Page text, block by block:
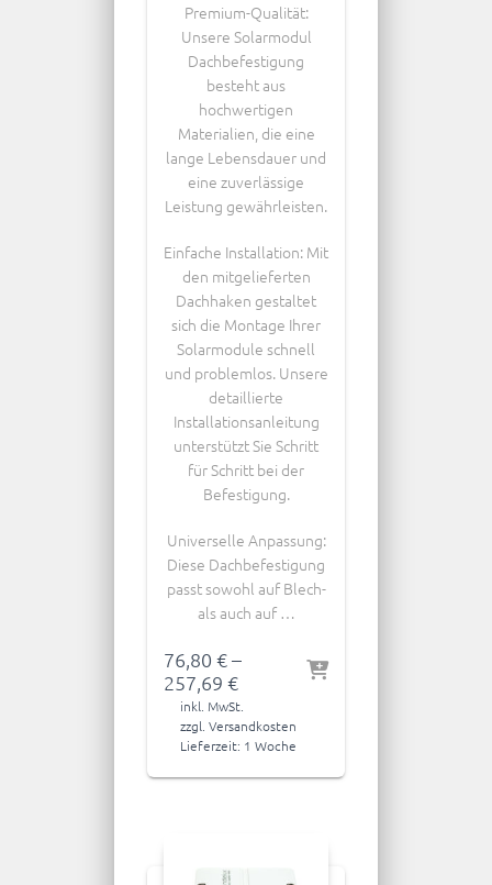
Premium-Qualität:
Unsere Solarmodul
Dachbefestigung
besteht aus
hochwertigen
Materialien, die eine
lange Lebensdauer und
eine zuverlässige
Leistung gewährleisten.
Einfache Installation: Mit
den mitgelieferten
Dachhaken gestaltet
sich die Montage Ihrer
Solarmodule schnell
und problemlos. Unsere
detaillierte
Installationsanleitung
unterstützt Sie Schritt
für Schritt bei der
Befestigung.
Universelle Anpassung:
Diese Dachbefestigung
passt sowohl auf Blech-
als auch auf …
76,80 €–
257,69 €
inkl. MwSt.
zzgl. Versandkosten
Lieferzeit: 1 Woche